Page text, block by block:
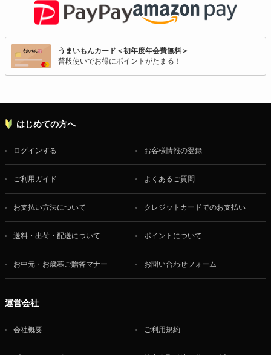
うまいもんカード＜初年度年会費無料＞
普段使いでお得にポイントがたまる！
はじめての方へ
ログインする お客様情報の登録
ご利用ガイド よくあるご質問
お支払い方法について クレジットカードでのお支払い
送料・出荷・配送について ポイントについて
お中元・お歳暮ご贈答マナー お問い合わせフォーム
運営会社
会社概要 ご利用規約